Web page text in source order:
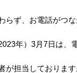
らず、お電話がつ
年）3月7日は、
が担当しておりま